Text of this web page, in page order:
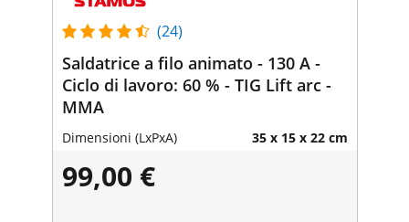
(24)
Saldatrice a filo animato - 130 A -
Ciclo di lavoro: 60 % - TIG Lift arc -
MMA
Dimensioni (LxPxA) 35 x 15 x 22 cm
99,00 €